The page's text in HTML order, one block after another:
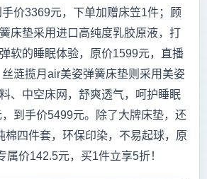
价3369元，下单加赠床笠1件；顾
床垫采用进口高纯度乳胶原液，打
软的睡眠体验，原价1599元，直播
涟揽月air美姿弹簧床垫则采用美姿
、中空床网，舒爽透气，呵护睡眠
到手价5499元。除了大牌床垫，还
棉四件套，环保印染，不易起球，原
属价142.5元，买1件立享5折！